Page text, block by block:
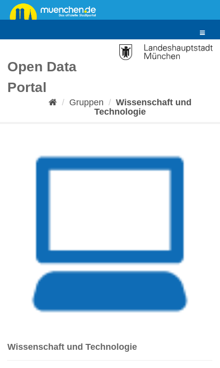
Überspringen
zum
Toggle
Open Data
Portal
Gruppen
Wissenschaft und
Technologie
Wissenschaft und Technologie